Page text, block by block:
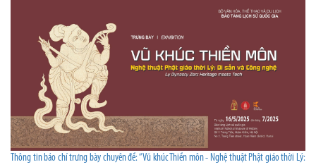
Thông tin báo chí trưng bày chuyên đề: “Vũ khúc Thiền môn - Nghệ thuật Phật giáo thời Lý: